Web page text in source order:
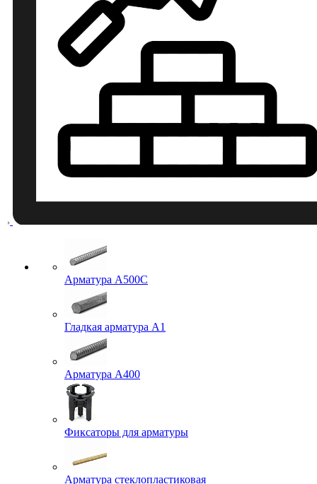
Арматура A500C
Гладкая арматура А1
Арматура А400
Фиксаторы для арматуры
Арматура стеклопластиковая